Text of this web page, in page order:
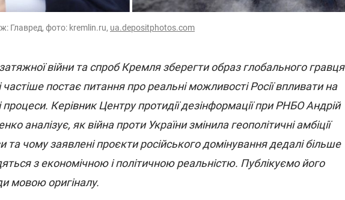
Главред, фото: kremlin.ru, ua.depositphotos.com
війни та спроб Кремля зберегти образ глобального гравця
частіше постає питання про реальні можливості Росії впливати на
процеси. Керівник Центру протидії дезінформації при РНБО Андрій
аналізує, як війна проти України змінила геополітичні амбіції
та чому заявлені проєкти російського домінування дедалі більше
з економічною і політичною реальністю. Публікуємо його
мовою оригіналу.